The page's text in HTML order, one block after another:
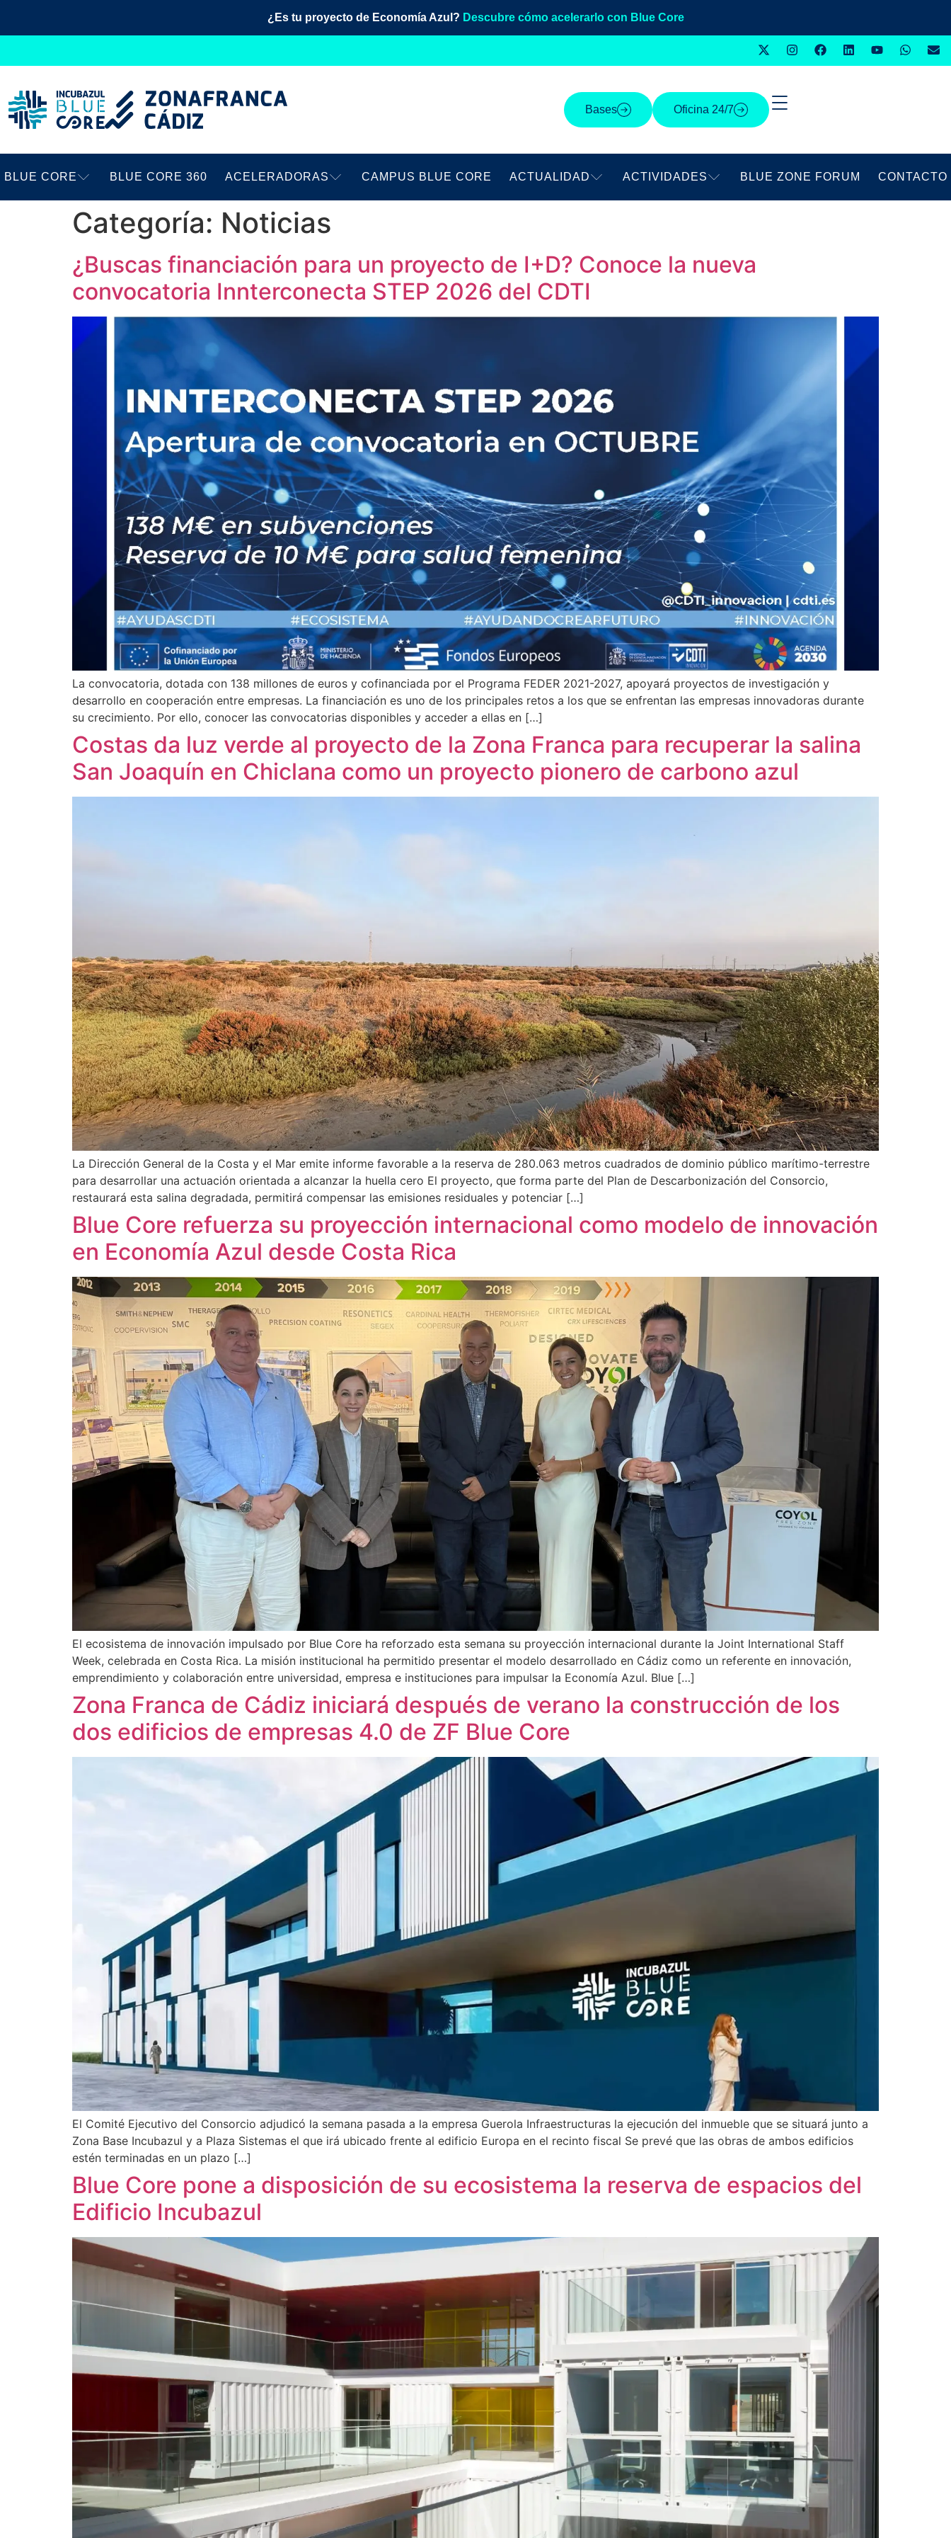
¿Es tu proyecto de Economía Azul? Descubre cómo acelerarlo con Blue Core
Bases Oficina 24/7
BLUE CORE BLUE CORE 360 ACELERADORAS CAMPUS BLUE CORE ACTUALIDAD ACTIVIDADES BLUE ZONE FORUM CONTACTO
Categoría: Noticias
¿Buscas financiación para un proyecto de I+D? Conoce la nueva
convocatoria Innterconecta STEP 2026 del CDTI
La convocatoria, dotada con 138 millones de euros y cofinanciada por el Programa FEDER 2021-2027, apoyará proyectos de investigación y
desarrollo en cooperación entre empresas. La financiación es uno de los principales retos a los que se enfrentan las empresas innovadoras durante
su crecimiento. Por ello, conocer las convocatorias disponibles y acceder a ellas en […]
Costas da luz verde al proyecto de la Zona Franca para recuperar la salina
San Joaquín en Chiclana como un proyecto pionero de carbono azul
La Dirección General de la Costa y el Mar emite informe favorable a la reserva de 280.063 metros cuadrados de dominio público marítimo-terrestre
para desarrollar una actuación orientada a alcanzar la huella cero El proyecto, que forma parte del Plan de Descarbonización del Consorcio,
restaurará esta salina degradada, permitirá compensar las emisiones residuales y potenciar […]
Blue Core refuerza su proyección internacional como modelo de innovación
en Economía Azul desde Costa Rica
El ecosistema de innovación impulsado por Blue Core ha reforzado esta semana su proyección internacional durante la Joint International Staff
Week, celebrada en Costa Rica. La misión institucional ha permitido presentar el modelo desarrollado en Cádiz como un referente en innovación,
emprendimiento y colaboración entre universidad, empresa e instituciones para impulsar la Economía Azul. Blue […]
Zona Franca de Cádiz iniciará después de verano la construcción de los
dos edificios de empresas 4.0 de ZF Blue Core
El Comité Ejecutivo del Consorcio adjudicó la semana pasada a la empresa Guerola Infraestructuras la ejecución del inmueble que se situará junto a
Zona Base Incubazul y a Plaza Sistemas el que irá ubicado frente al edificio Europa en el recinto fiscal Se prevé que las obras de ambos edificios
estén terminadas en un plazo […]
Blue Core pone a disposición de su ecosistema la reserva de espacios del
Edificio Incubazul